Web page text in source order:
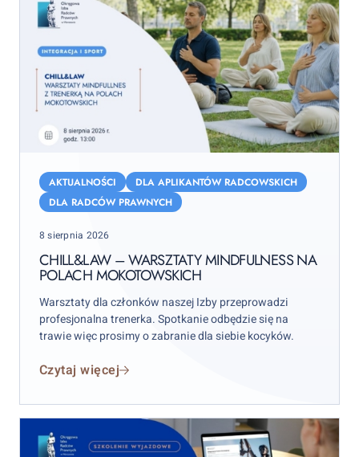
warsztaty
Polach
Mokotowskich
AKTUALNOŚCI
DLA APLIKANTÓW RADCOWSKICH
DLA RADCÓW PRAWNYCH
Posted
8 sierpnia 2026
CHILL&LAW – WARSZTATY MINDFULNESS NA
POLACH MOKOTOWSKICH
Warsztaty dla członków naszej Izby przeprowadzi
profesjonalna trenerka. Spotkanie odbędzie się na
trawie więc prosimy o zabranie dla siebie kocyków.
Czytaj więcej